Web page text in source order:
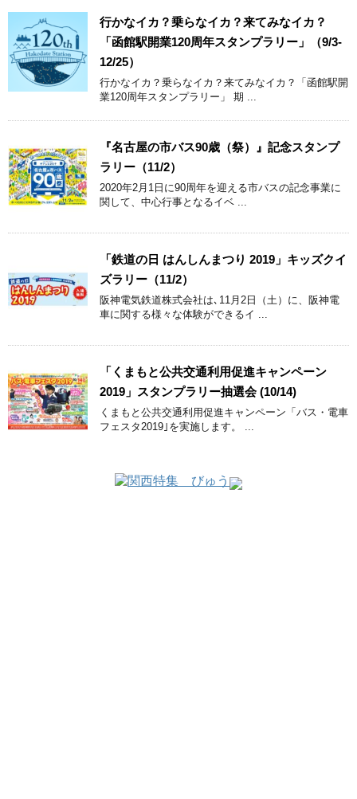
行かなイカ？乗らなイカ？来てみなイカ？
「函館駅開業120周年スタンプラリー」（9/3-
12/25）
行かなイカ？乗らなイカ？来てみなイカ？「函館駅開
業120周年スタンプラリー」 期 ...
『名古屋の市バス90歳（祭）』記念スタンプ
ラリー（11/2）
2020年2月1日に90周年を迎える市バスの記念事業に
関して、中心行事となるイベ ...
「鉄道の日 はんしんまつり 2019」キッズクイ
ズラリー（11/2）
阪神電気鉄道株式会社は､11月2日（土）に、阪神電
車に関する様々な体験ができるイ ...
「くまもと公共交通利用促進キャンペーン
2019」スタンプラリー抽選会 (10/14)
くまもと公共交通利用促進キャンペーン「バス・電車
フェスタ2019｣を実施します。 ...